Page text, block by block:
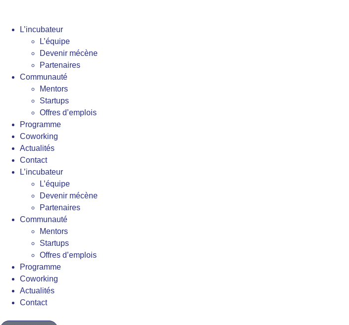
L’incubateur
L’équipe
Devenir mécène
Partenaires
Communauté
Mentors
Startups
Offres d’emplois
Programme
Coworking
Actualités
Contact
L’incubateur
L’équipe
Devenir mécène
Partenaires
Communauté
Mentors
Startups
Offres d’emplois
Programme
Coworking
Actualités
Contact